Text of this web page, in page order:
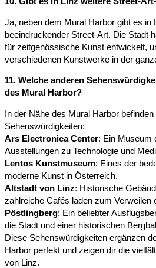
Ja, neben dem Mural Harbor gibt es in
beeindruckender Street-Art. Die Stadt
für zeitgenössische Kunst entwickelt,
verschiedenen Kunstwerke in der
11. Welche anderen
des Mural Harbor?​
In der Nähe des Mural Harbor
Sehenswürdigkeiten:
Ars Electronica Center: Ein Museum
Ausstellungen zu Technologie und
Lentos Kunstmuseum: Eines der
moderne Kunst in Österreich.
Altstadt von Linz: Historische
zahlreiche Cafés laden zum Verweilen
Pöstlingberg: Ein beliebter
die Stadt und einer historischen
Diese Sehenswürdigkeiten ergänzen
Harbor perfekt und zeigen dir die
von Linz.